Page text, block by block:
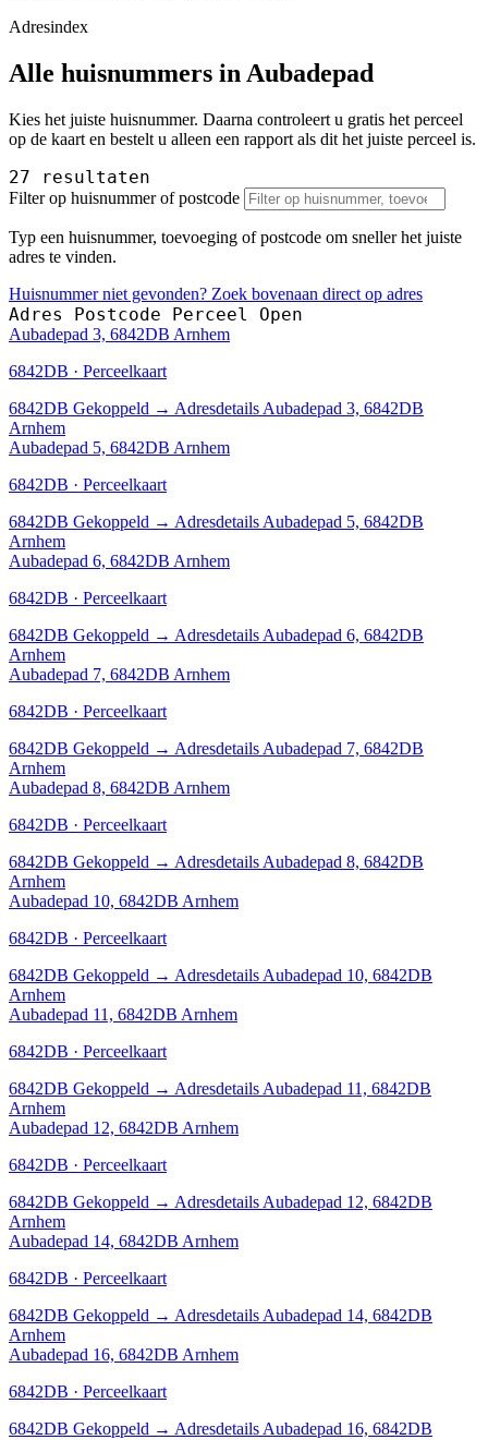
Adresindex
Alle huisnummers in Aubadepad
Kies het juiste huisnummer. Daarna controleert u gratis het perceel
op de kaart en bestelt u alleen een rapport als dit het juiste perceel is.
27 resultaten
Filter op huisnummer of postcode
Typ een huisnummer, toevoeging of postcode om sneller het juiste
adres te vinden.
Huisnummer niet gevonden? Zoek bovenaan direct op adres
Adres Postcode Perceel Open
Aubadepad 3, 6842DB Arnhem
6842DB · Perceelkaart
6842DB Gekoppeld → Adresdetails Aubadepad 3, 6842DB
Arnhem
Aubadepad 5, 6842DB Arnhem
6842DB · Perceelkaart
6842DB Gekoppeld → Adresdetails Aubadepad 5, 6842DB
Arnhem
Aubadepad 6, 6842DB Arnhem
6842DB · Perceelkaart
6842DB Gekoppeld → Adresdetails Aubadepad 6, 6842DB
Arnhem
Aubadepad 7, 6842DB Arnhem
6842DB · Perceelkaart
6842DB Gekoppeld → Adresdetails Aubadepad 7, 6842DB
Arnhem
Aubadepad 8, 6842DB Arnhem
6842DB · Perceelkaart
6842DB Gekoppeld → Adresdetails Aubadepad 8, 6842DB
Arnhem
Aubadepad 10, 6842DB Arnhem
6842DB · Perceelkaart
6842DB Gekoppeld → Adresdetails Aubadepad 10, 6842DB
Arnhem
Aubadepad 11, 6842DB Arnhem
6842DB · Perceelkaart
6842DB Gekoppeld → Adresdetails Aubadepad 11, 6842DB
Arnhem
Aubadepad 12, 6842DB Arnhem
6842DB · Perceelkaart
6842DB Gekoppeld → Adresdetails Aubadepad 12, 6842DB
Arnhem
Aubadepad 14, 6842DB Arnhem
6842DB · Perceelkaart
6842DB Gekoppeld → Adresdetails Aubadepad 14, 6842DB
Arnhem
Aubadepad 16, 6842DB Arnhem
6842DB · Perceelkaart
6842DB Gekoppeld → Adresdetails Aubadepad 16, 6842DB